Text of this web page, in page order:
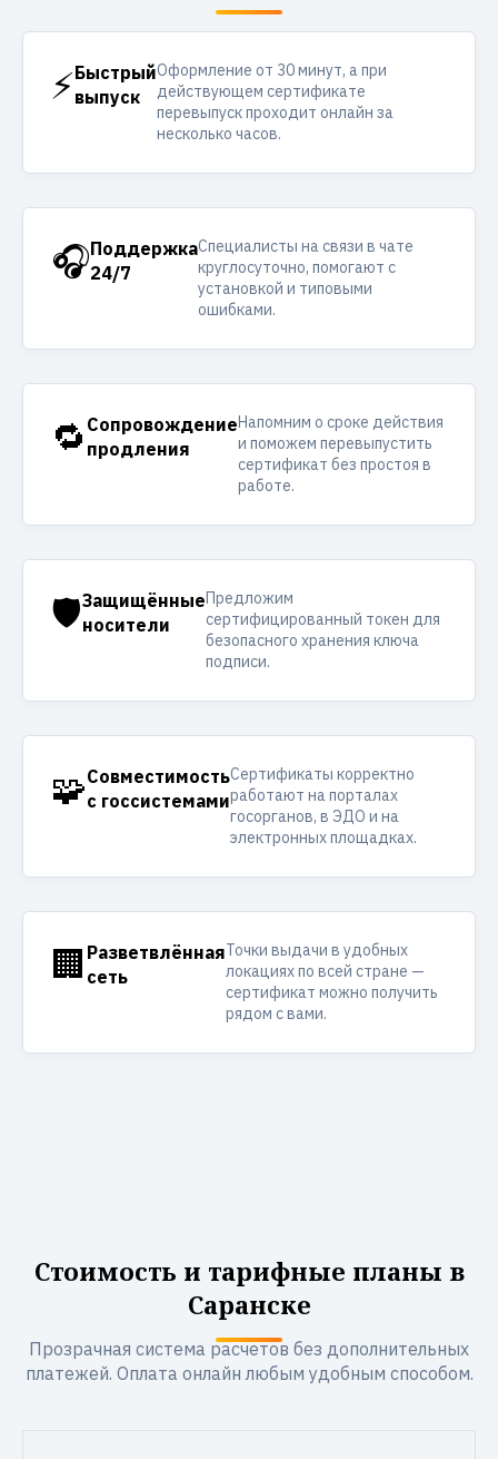
⚡Быстрый
выпуск
Оформление от 30 минут, а при
действующем сертификате
перевыпуск проходит онлайн за
несколько часов.
🎧Поддержка
24/7
Специалисты на связи в чате
круглосуточно, помогают с
установкой и типовыми
ошибками.
🔁 Сопровождение
продления
Напомним о сроке действия
и поможем перевыпустить
сертификат без простоя в
работе.
🛡️Защищённые
носители
Предложим
сертифицированный токен для
безопасного хранения ключа
подписи.
🧩Совместимость
с госсистемами
Сертификаты корректно
работают на порталах
госорганов, в ЭДО и на
электронных площадках.
🏢 Разветвлённая
сеть
Точки выдачи в удобных
локациях по всей стране —
сертификат можно получить
рядом с вами.
Стоимость и тарифные планы в
Саранске
Прозрачная система расчетов без дополнительных
платежей. Оплата онлайн любым удобным способом.